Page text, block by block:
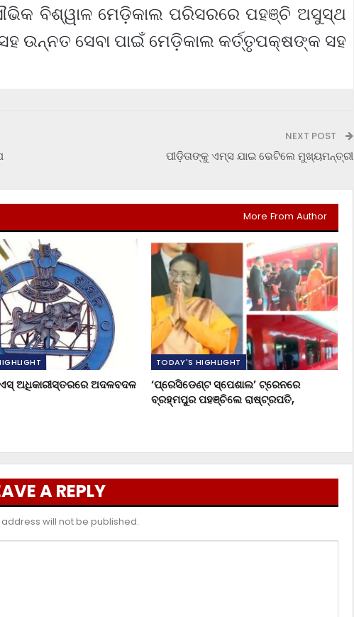
ବିଶ୍ୱାଳ ମେଡ଼ିକାଲ ପରିସରରେ ପହଞ୍ଚି ଅସୁସ୍ଥ
ଉନ୍ନତ ସେବା ପାଇଁ ମେଡ଼ିକାଲ କର୍ତ୍ତୃପକ୍ଷଙ୍କ ସହ
NEXT POST
ପୀଡ଼ିତାଙ୍କୁ ଏମ୍ସ ଯାଇ ଭେଟିଲେ ମୁଖ୍ୟମନ୍ତ୍ରୀ
More From Author
ଅଧିକାରୀସ୍ତରରେ ଅଦଳବଦଳ
TODAY'S HIGHLIGHT
‘ପ୍ରେସିଡେଣ୍ଟ ସ୍ପେଶାଲ’ ଟ୍ରେନରେ
ବ୍ରହ୍ମପୁର ପହଞ୍ଚିଲେ ରାଷ୍ଟ୍ରପତି,
A REPLY
will not be published.